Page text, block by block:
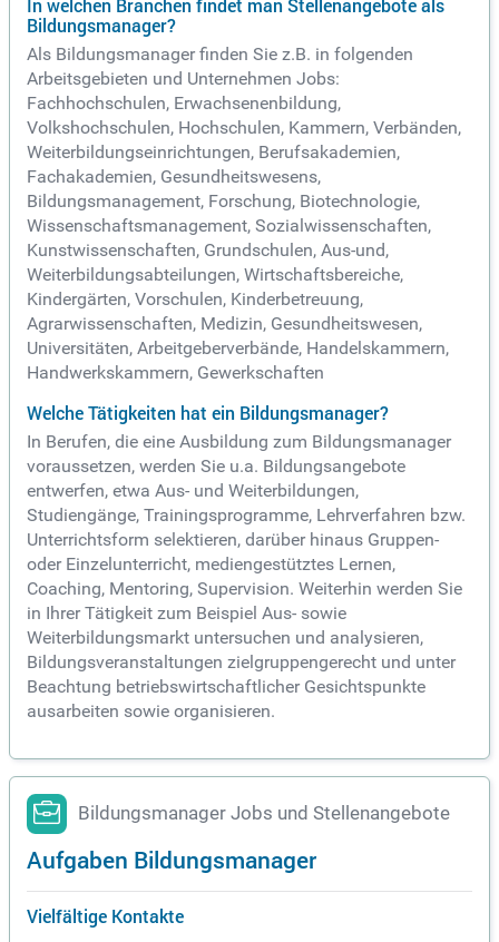
In welchen Branchen findet man Stellenangebote als
Bildungsmanager?
Als Bildungsmanager finden Sie z.B. in folgenden
Arbeitsgebieten und Unternehmen Jobs:
Fachhochschulen, Erwachsenenbildung,
Volkshochschulen, Hochschulen, Kammern, Verbänden,
Weiterbildungseinrichtungen, Berufsakademien,
Fachakademien, Gesundheitswesens,
Bildungsmanagement, Forschung, Biotechnologie,
Wissenschaftsmanagement, Sozialwissenschaften,
Kunstwissenschaften, Grundschulen, Aus-und,
Weiterbildungsabteilungen, Wirtschaftsbereiche,
Kindergärten, Vorschulen, Kinderbetreuung,
Agrarwissenschaften, Medizin, Gesundheitswesen,
Universitäten, Arbeitgeberverbände, Handelskammern,
Handwerkskammern, Gewerkschaften
Welche Tätigkeiten hat ein Bildungsmanager?
In Berufen, die eine Ausbildung zum Bildungsmanager
voraussetzen, werden Sie u.a. Bildungsangebote
entwerfen, etwa Aus- und Weiterbildungen,
Studiengänge, Trainingsprogramme, Lehrverfahren bzw.
Unterrichtsform selektieren, darüber hinaus Gruppen-
oder Einzelunterricht, mediengestütztes Lernen,
Coaching, Mentoring, Supervision. Weiterhin werden Sie
in Ihrer Tätigkeit zum Beispiel Aus- sowie
Weiterbildungsmarkt untersuchen und analysieren,
Bildungsveranstaltungen zielgruppengerecht und unter
Beachtung betriebswirtschaftlicher Gesichtspunkte
ausarbeiten sowie organisieren.
Bildungsmanager Jobs und Stellenangebote
Aufgaben Bildungsmanager
Vielfältige Kontakte